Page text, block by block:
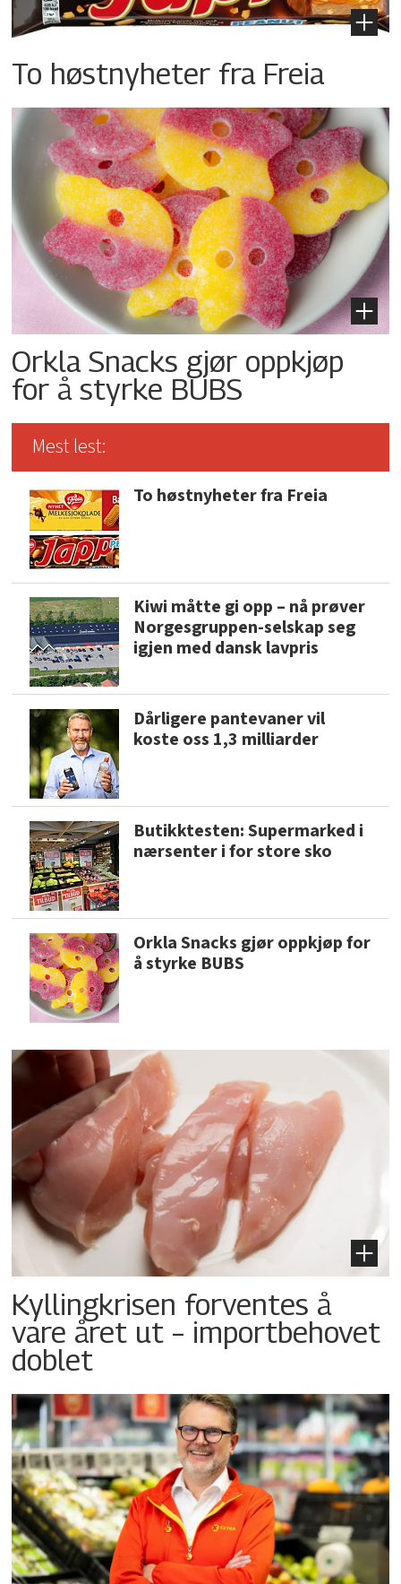
To høstnyheter fra Freia
Orkla Snacks gjør oppkjøp
for å styrke BUBS
Mest lest:
To høstnyheter fra Freia
Kiwi måtte gi opp – nå prøver
Norgesgruppen-selskap seg
igjen med dansk lavpris
Dårligere pantevaner vil
koste oss 1,3 milliarder
Butikktesten: Supermarked i
nærsenter i for store sko
Orkla Snacks gjør oppkjøp for
å styrke BUBS
Kyllingkrisen forventes å
vare året ut – importbehovet
doblet